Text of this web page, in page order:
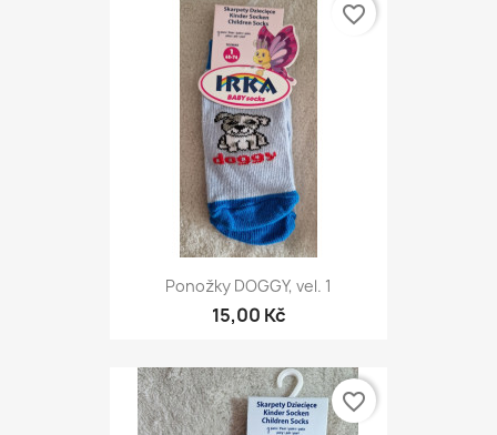
Ponožky DOGGY, vel. 1
15,00 Kč
favorite_border
favorite_border